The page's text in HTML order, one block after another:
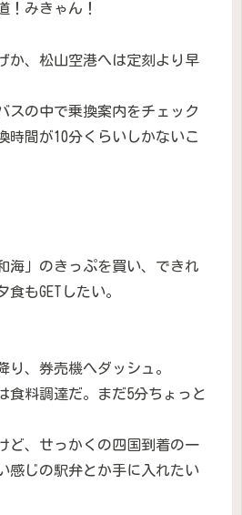
！みきゃん！
か、松山空港へは定刻より早
スの中で乗換案内をチェック
時間が10分くらいしかないこ
海」のきっぷを買い、できれ
もGETしたい。
り、券売機へダッシュ。
食料調達だ。まだ5分ちょっと
ど、せっかくの四国到着の一
感じの駅弁とか手に入れたい